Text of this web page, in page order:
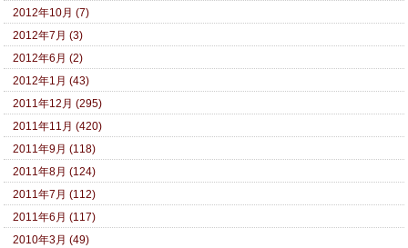
2012年10月 (7)
2012年7月 (3)
2012年6月 (2)
2012年1月 (43)
2011年12月 (295)
2011年11月 (420)
2011年9月 (118)
2011年8月 (124)
2011年7月 (112)
2011年6月 (117)
2010年3月 (49)